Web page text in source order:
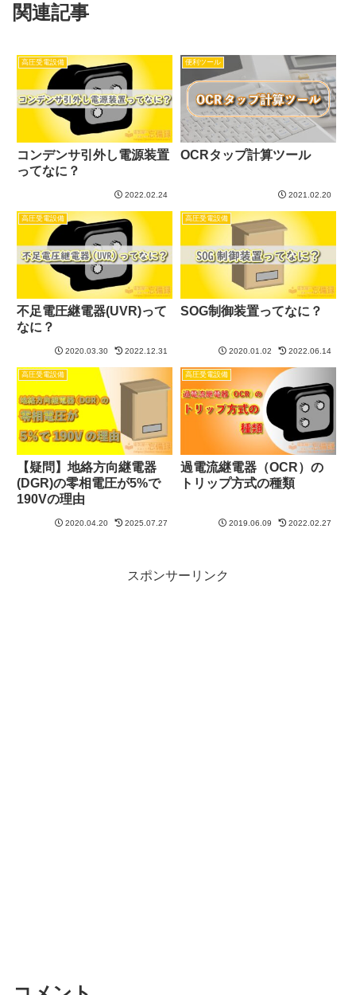
関連記事
高圧受電設備
コンデンサ引外し電源装置
ってなに？
2022.02.24
便利ツール
OCRタップ計算ツール
2021.02.20
高圧受電設備
不足電圧継電器(UVR)って
なに？
2020.03.30 2022.12.31
高圧受電設備
SOG制御装置ってなに？
2020.01.02 2022.06.14
高圧受電設備
【疑問】地絡方向継電器
(DGR)の零相電圧が5%で
190Vの理由
2020.04.20 2025.07.27
高圧受電設備
過電流継電器（OCR）の
トリップ方式の種類
2019.06.09 2022.02.27
スポンサーリンク